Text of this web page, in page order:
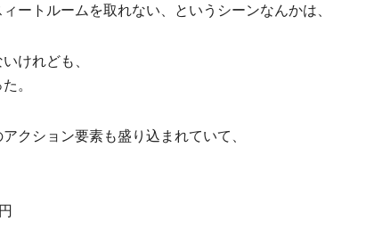
ートルームを取れない、というシーンなんかは、
けれども、
。
クション要素も盛り込まれていて、